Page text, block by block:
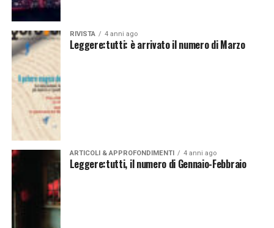
RIVISTA 4 anni ago
Leggere:tutti: è arrivato il numero di Marzo
ARTICOLI & APPROFONDIMENTI 4 anni ago
Leggere:tutti, il numero di Gennaio-Febbraio